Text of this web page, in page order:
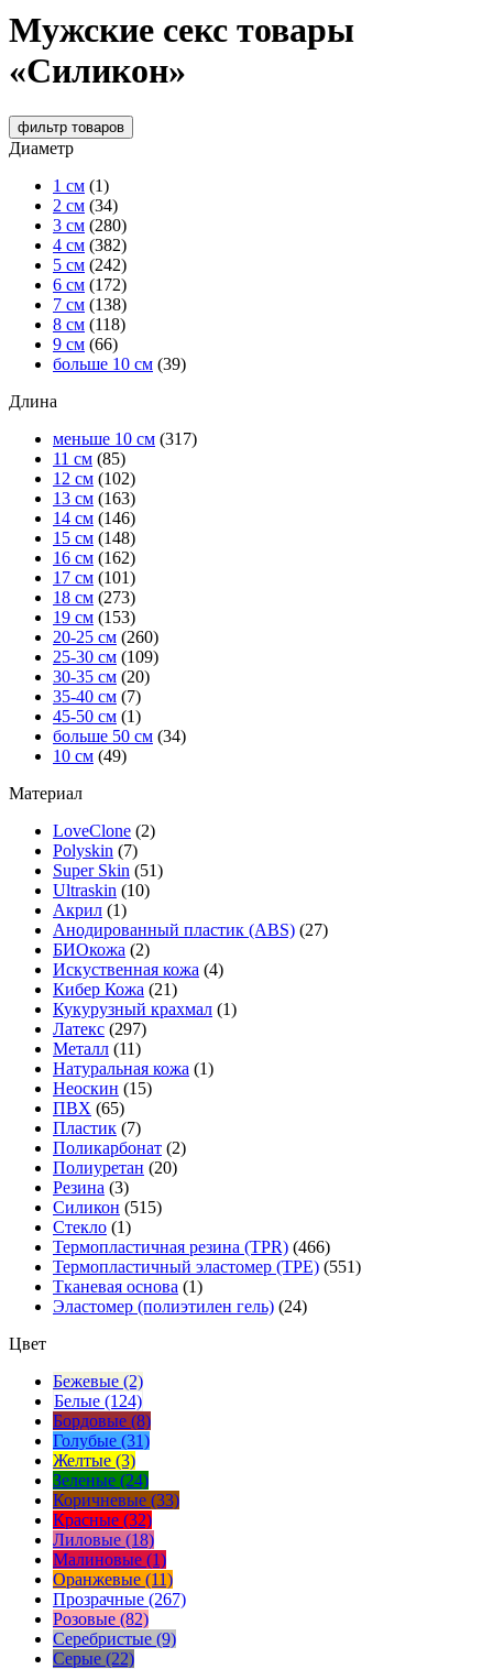
Мужские секс товары
«Силикон»
фильтр товаров
Диаметр
1 см (1)
2 см (34)
3 см (280)
4 см (382)
5 см (242)
6 см (172)
7 см (138)
8 см (118)
9 см (66)
больше 10 см (39)
Длина
меньше 10 см (317)
11 см (85)
12 см (102)
13 см (163)
14 см (146)
15 см (148)
16 см (162)
17 см (101)
18 см (273)
19 см (153)
20-25 см (260)
25-30 см (109)
30-35 см (20)
35-40 см (7)
45-50 см (1)
больше 50 см (34)
10 см (49)
Материал
LoveClone (2)
Polyskin (7)
Super Skin (51)
Ultraskin (10)
Акрил (1)
Анодированный пластик (ABS) (27)
БИОкожа (2)
Искуственная кожа (4)
Кибер Кожа (21)
Кукурузный крахмал (1)
Латекс (297)
Металл (11)
Натуральная кожа (1)
Неоскин (15)
ПВХ (65)
Пластик (7)
Поликарбонат (2)
Полиуретан (20)
Резина (3)
Силикон (515)
Стекло (1)
Термопластичная резина (TPR) (466)
Термопластичный эластомер (TPE) (551)
Тканевая основа (1)
Эластомер (полиэтилен гель) (24)
Цвет
Бежевые (2)
Белые (124)
Бордовые (8)
Голубые (31)
Желтые (3)
Зеленые (24)
Коричневые (33)
Красные (32)
Лиловые (18)
Малиновые (1)
Оранжевые (11)
Прозрачные (267)
Розовые (82)
Серебристые (9)
Серые (22)